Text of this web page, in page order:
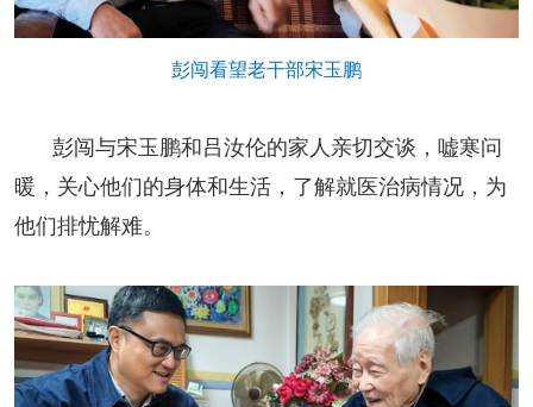
人事考试
彭闯看望老干部宋玉鹏
彭闯与宋玉鹏和吕汝伦的家人亲切交谈，嘘寒问
暖，关心他们的身体和生活，了解就医治病情况，为
他们排忧解难。